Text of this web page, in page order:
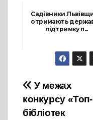
Садівники
отримають
підтримку п...
18 Травня, 2021
Навігація
записів
У межах
конкурсу
бібліотек